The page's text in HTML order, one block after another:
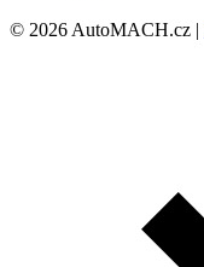
© 2026 AutoMACH.cz |